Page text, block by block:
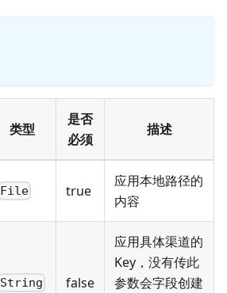
类型
是否
必须
描述
File true
应用本地路径的
内容
String false
应用具体渠道的
Key，没有传此
参数会字段创建